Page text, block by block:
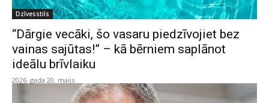
Dzīvesstils
“Dārgie vecāki, šo vasaru piedzīvojiet bez
vainas sajūtas!” – kā bērniem saplānot
ideālu brīvlaiku
2026. gada 20. maijs